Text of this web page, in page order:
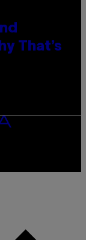
That’s